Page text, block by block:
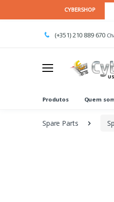
(+351) 210 889 670
Produtos Quem
Spare Parts